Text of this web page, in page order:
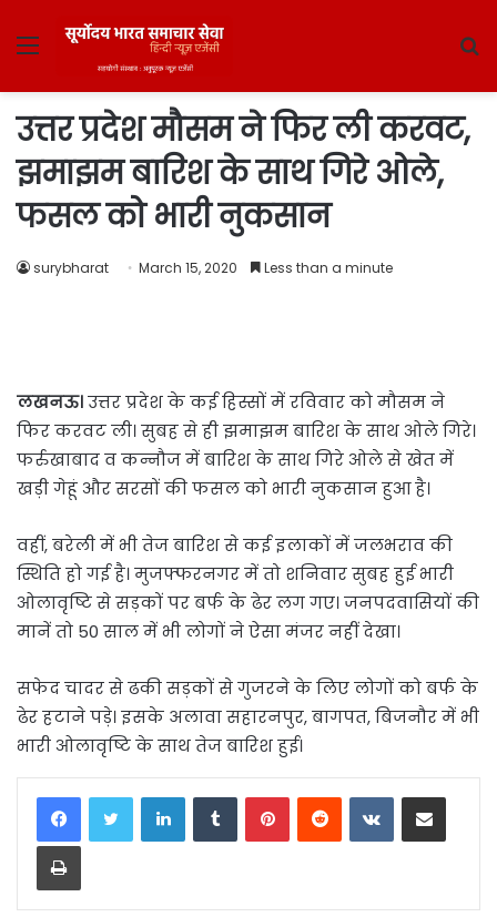
Menu
उत्तर प्रदेश मौसम ने फिर ली करवट,
झमाझम बारिश के साथ गिरे ओले,
फसल को भारी नुकसान
surybharat March 15, 2020 Less than a minute
लखनऊ।उत्तर प्रदेश के कई हिस्सों में रविवार को मौसम ने
फिर करवट ली। सुबह से ही झमाझम बारिश के साथ ओले गिरे।
फर्रुखाबाद व कन्नौज में बारिश के साथ गिरे ओले से खेत में
खड़ी गेहूं और सरसों की फसल को भारी नुकसान हुआ है।
वहीं, बरेली में भी तेज बारिश से कई इलाकों में जलभराव की
स्थिति हो गई है। मुजफ्फरनगर में तो शनिवार सुबह हुई भारी
ओलावृष्टि से सड़कों पर बर्फ के ढेर लग गए। जनपदवासियों की
मानें तो 50 साल में भी लोगों ने ऐसा मंजर नहीं देखा।
सफेद चादर से ढकी सड़कों से गुजरने के लिए लोगों को बर्फ के
ढेर हटाने पड़े। इसके अलावा सहारनपुर, बागपत, बिजनौर में भी
भारी ओलावृष्टि के साथ तेज बारिश हुई।
LinkedInTumblrPinterestReddit VKontakteShare via Email
Print